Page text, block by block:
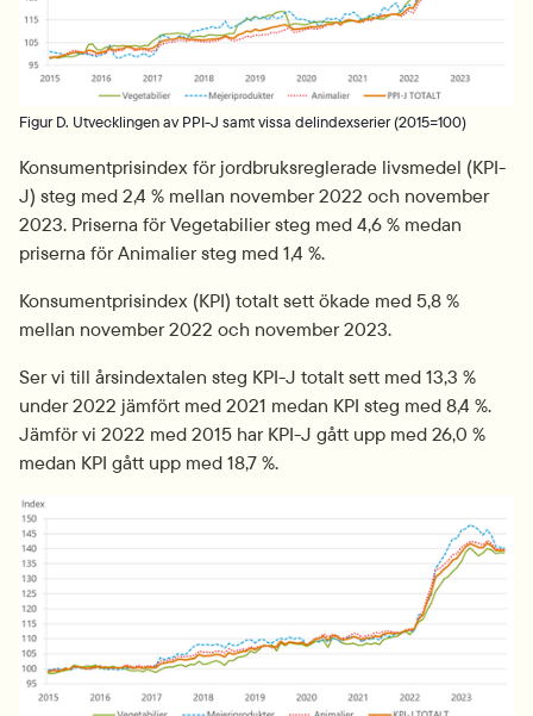
Figur D. Utvecklingen av PPI-J samt vissa delindexserier (2015=100)
Konsumentprisindex för jordbruksreglerade livsmedel (KPI-
J) steg med 2,4 % mellan november 2022 och november
2023. Priserna för Vegetabilier steg med 4,6 % medan
priserna för Animalier steg med 1,4 %.
Konsumentprisindex (KPI) totalt sett ökade med 5,8 %
mellan november 2022 och november 2023.
Ser vi till årsindextalen steg KPI-J totalt sett med 13,3 %
under 2022 jämfört med 2021 medan KPI steg med 8,4 %.
Jämför vi 2022 med 2015 har KPI-J gått upp med 26,0 %
medan KPI gått upp med 18,7 %.